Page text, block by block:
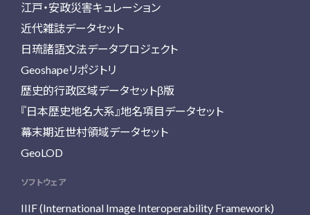
江戸・安政災害キュレーション
近代雑誌データセット
日琉諸語文法データプロジェクト
Geoshapeリポジトリ
歴史的行政区域データセットβ版
『日本歴史地名大系』地名項目データセット
幕末期近世村領域データセット
GeoLOD
ソフトウェア
IIIF (International Image Interoperability Framework)